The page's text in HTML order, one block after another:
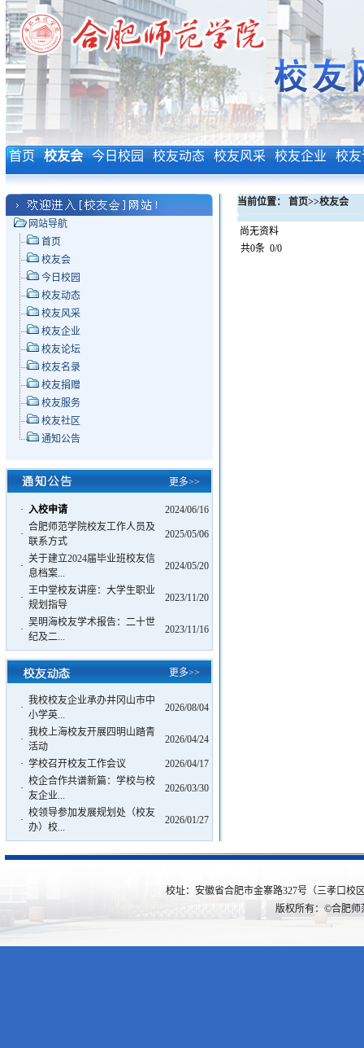
首页|校友会 | 今日校园 | 校友动态 | 校友风采 | 校友企业 | 校
网站导航
首页
校友会
今日校园
校友动态
校友风采
校友企业
校友论坛
校友名录
校友捐赠
校友服务
校友社区
通知公告
更多>>
· 入校申请 2024/06/16
·
合肥师范学院校友工作人员及
联系方式
2025/05/06
·
关于建立2024届毕业班校友信
息档案...
2024/05/20
·
王中堂校友讲座：大学生职业
规划指导
2023/11/20
·
吴明海校友学术报告：二十世
纪及二...
2023/11/16
更多>>
·
我校校友企业承办井冈山市中
小学英...
2026/08/04
·
我校上海校友开展四明山踏青
活动
2026/04/24
· 学校召开校友工作会议 2026/04/17
·
校企合作共谱新篇：学校与校
友企业...
2026/03/30
·
校领导参加发展规划处（校友
办）校...
2026/01/27
当前位置： 首页>>校友会
尚无资料
共0条 0/0
校址：安徽省合肥市金寨路327号（三孝口校
版权所有：©合肥师